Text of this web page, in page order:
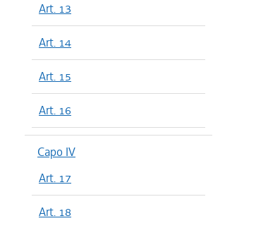
Art. 13
Art. 14
Art. 15
Art. 16
Capo IV
Art. 17
Art. 18